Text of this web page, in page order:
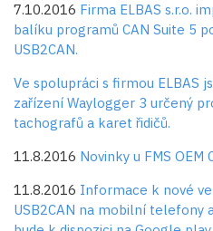
7.10.2016 Firma ELBAS s.r.o.
balíku programů CAN Suite 5
USB2CAN.
Ve spolupráci s firmou ELBAS
zařízení Waylogger 3 určený
tachografů a karet řidičů.
11.8.2016 Novinky u FMS OEM
11.8.2016 Informace k nové
USB2CAN na mobilní telefony